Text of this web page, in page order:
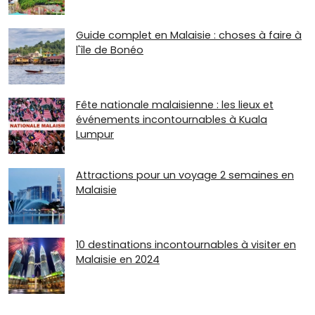
Guide complet en Malaisie : choses à faire à
l'île de Bonéo
Fête nationale malaisienne : les lieux et
événements incontournables à Kuala
Lumpur
Attractions pour un voyage 2 semaines en
Malaisie
10 destinations incontournables à visiter en
Malaisie en 2024